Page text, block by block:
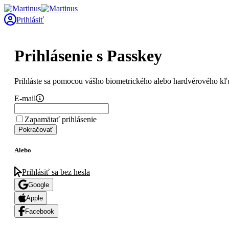
Prihlásiť
Prihlásenie s Passkey
Prihláste sa pomocou vášho biometrického alebo hardvérového
E-mail
Zapamätať prihlásenie
Pokračovať
Alebo
Prihlásiť sa bez hesla
Google
Apple
Facebook